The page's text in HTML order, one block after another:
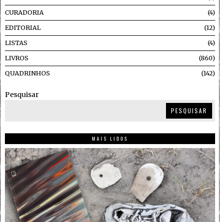
CURADORIA 4
EDITORIAL 12
LISTAS 4
LIVROS 860
QUADRINHOS 142
Pesquisar
PESQUISAR
MAIS LIDOS